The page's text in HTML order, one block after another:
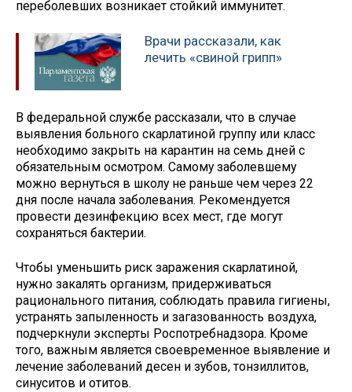
переболевших возникает стойкий иммунитет.
Врачи рассказали, как
лечить «свиной грипп»
В федеральной службе рассказали, что в случае
выявления больного скарлатиной группу или класс
необходимо закрыть на карантин на семь дней с
обязательным осмотром. Самому заболевшему
можно вернуться в школу не раньше чем через 22
дня после начала заболевания. Рекомендуется
провести дезинфекцию всех мест, где могут
сохраняться бактерии.
Чтобы уменьшить риск заражения скарлатиной,
нужно закалять организм, придерживаться
рационального питания, соблюдать правила гигиены,
устранять запыленность и загазованность воздуха,
подчеркнули эксперты Роспотребнадзора. Кроме
того, важным является своевременное выявление и
лечение заболеваний десен и зубов, тонзиллитов,
синуситов и отитов.